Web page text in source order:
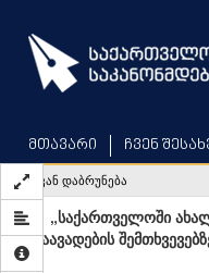
main
content
მთავარი ჩვენ
უკან დაბრუნება
„საქართველოში
დაავადების